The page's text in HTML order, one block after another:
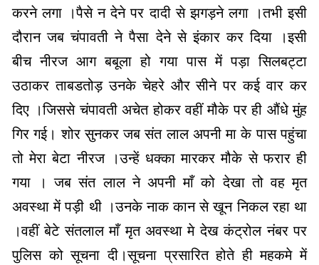
करने लगा ।पैसे न देने पर दादी से झगड़ने लगा ।तभी इसी
दौरान जब चंपावती ने पैसा देने से इंकार कर दिया ।इसी
बीच नीरज आग बबूला हो गया पास में पड़ा सिलबट्टा
उठाकर ताबडतोड़ उनके चेहरे और सीने पर कई वार कर
दिए ।जिससे चंपावती अचेत होकर वहीं मौके पर ही औंधे मुंह
गिर गई। शोर सुनकर जब संत लाल अपनी मा के पास पहुंचा
तो मेरा बेटा नीरज ।उन्हें धक्का मारकर मौके से फरार ही
गया । जब संत लाल ने अपनी माँ को देखा तो वह मृत
अवस्था में पड़ी थी ।उनके नाक कान से खून निकल रहा था
।वहीं बेटे संतलाल माँ मृत अवस्था मे देख कंट्रोल नंबर पर
पुलिस को सूचना दी।सूचना प्रसारित होते ही महकमे में